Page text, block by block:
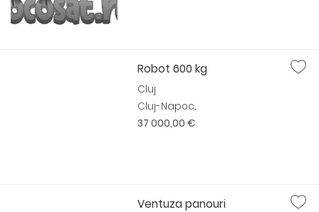
Robot 600 kg
Cluj
Cluj-Napoc...
37 000,00 €
Ventuza panouri